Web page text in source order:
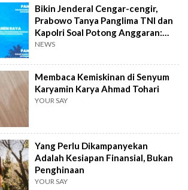
Bikin Jenderal Cengar-cengir,
Prabowo Tanya Panglima TNI dan
Kapolri Soal Potong Anggaran:
Rela?
NEWS
Membaca Kemiskinan di Senyum
Karyamin Karya Ahmad Tohari
YOUR SAY
Yang Perlu Dikampanyekan
Adalah Kesiapan Finansial, Bukan
Penghinaan
YOUR SAY